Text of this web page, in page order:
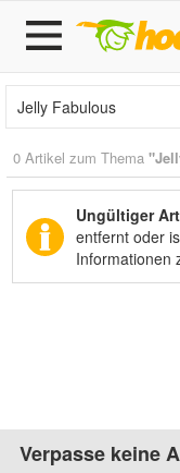
0 Artikel zum Thema
Ungültiger
entfernt oder
Informationen
Verpasse keine